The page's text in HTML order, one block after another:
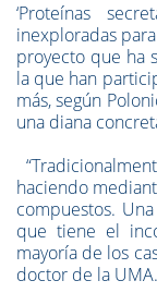
‘Proteínas
inexploradas
proyecto que ha
la que han
más, según
una diana
haciendo
compuestos.
que tiene el
mayoría de los
doctor de la UMA.